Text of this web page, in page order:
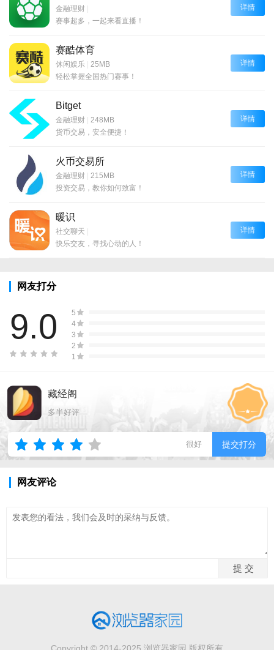
金融理财 |
赛事超多，一起来看直播！
详情
赛酷体育
休闲娱乐 | 25MB
轻松掌握全国热门赛事！
详情
Bitget
金融理财 | 248MB
货币交易，安全便捷！
详情
火币交易所
金融理财 | 215MB
投资交易，教你如何致富！
详情
暖识
社交聊天 |
快乐交友，寻找心动的人！
详情
网友打分
9.0
5
4
3
2
1
藏经阁
多半好评
很好 提交打分
网友评论
Copyright © 2014-2025 浏览器家园 版权所有